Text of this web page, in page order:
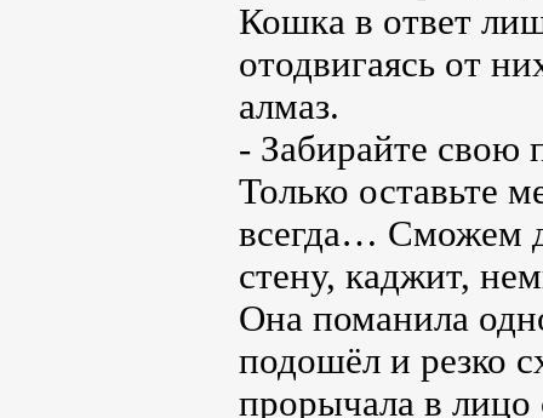
Кошка в ответ
отодвигаясь от
алмаз.
- Забирайте свою
Только оставьте
всегда… Сможем
стену, каджит,
Она поманила
подошёл и резко
прорычала в лицо